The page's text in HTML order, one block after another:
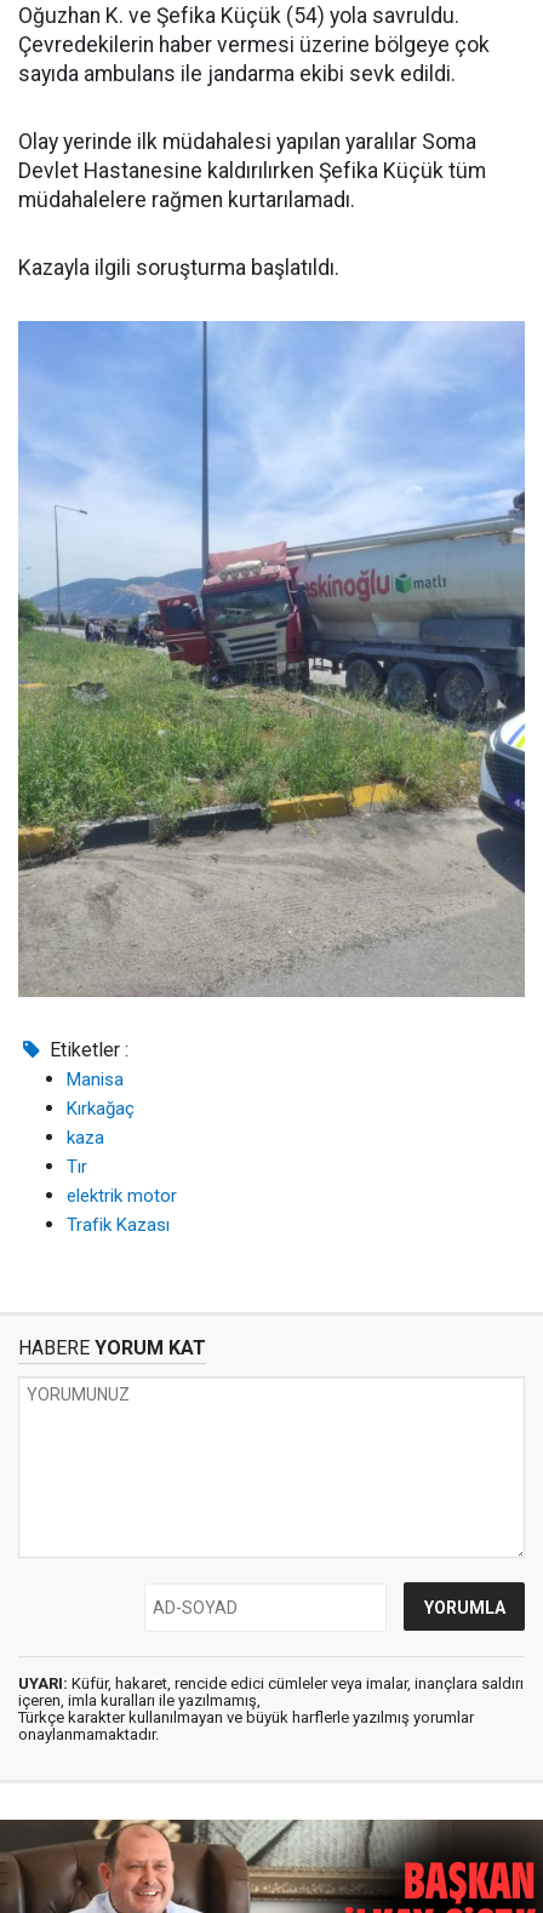
Oğuzhan K. ve Şefika Küçük (54) yola savruldu.
Çevredekilerin haber vermesi üzerine bölgeye çok
sayıda ambulans ile jandarma ekibi sevk edildi.
Olay yerinde ilk müdahalesi yapılan yaralılar Soma
Devlet Hastanesine kaldırılırken Şefika Küçük tüm
müdahalelere rağmen kurtarılamadı.
Kazayla ilgili soruşturma başlatıldı.
Etiketler :
Manisa
Kırkağaç
kaza
Tır
elektrik motor
Trafik Kazası
HABERE YORUM KAT
UYARI: Küfür, hakaret, rencide edici cümleler veya imalar, inançlara saldırı
içeren, imla kuralları ile yazılmamış,
Türkçe karakter kullanılmayan ve büyük harflerle yazılmış yorumlar
onaylanmamaktadır.